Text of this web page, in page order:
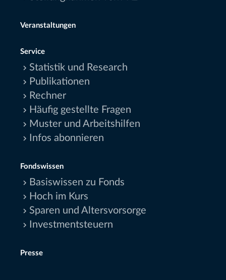
Veranstaltungen
Service
Statistik und Research
Publikationen
Rechner
Häufig gestellte Fragen
Muster und Arbeitshilfen
Infos abonnieren
Fondswissen
Basiswissen zu Fonds
Hoch im Kurs
Sparen und Altersvorsorge
Investmentsteuern
Presse